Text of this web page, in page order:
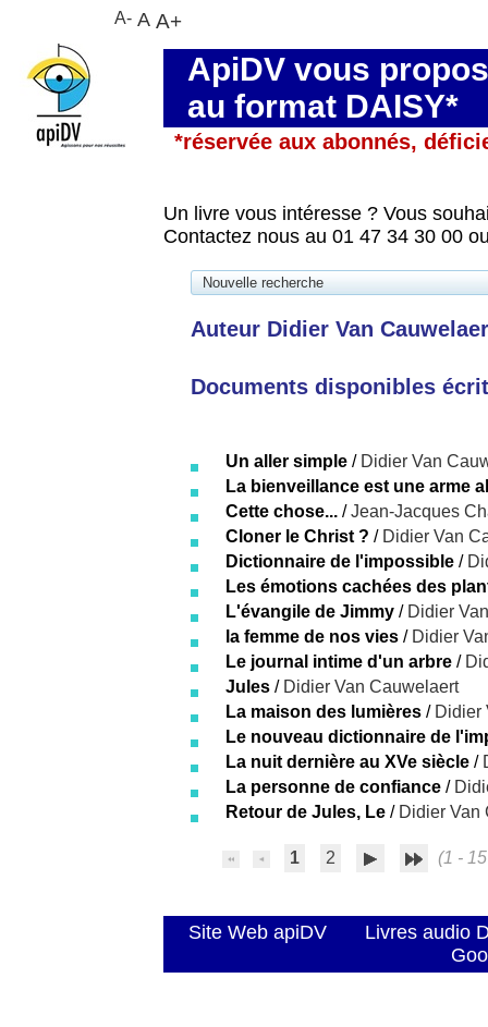
ApiDV vous
au format DAISY*
*réservée aux abonnés,
Un livre vous intéresse ? Vous
Contactez nous au 01 47 34 30 00
Nouvelle recherche
Auteur Didier Van
Documents disponibles
Un aller simple / Didier Van
La bienveillance est une arme
Cette chose... /Jean-Jacques
Cloner le Christ ? / Didier Van
Dictionnaire de l'impossible /
Les émotions cachées des
L'évangile de Jimmy / Didier
la femme de nos vies / Didier
Le journal intime d'un arbre /
Jules / Didier Van Cauwelaert
La maison des lumières / Didier
Le nouveau dictionnaire de
La nuit dernière au XVe siècle /
La personne de confiance /
Retour de Jules, Le / Didier Van
1 2 (1 -
Site Web apiDV
Livres audio
A- A A+